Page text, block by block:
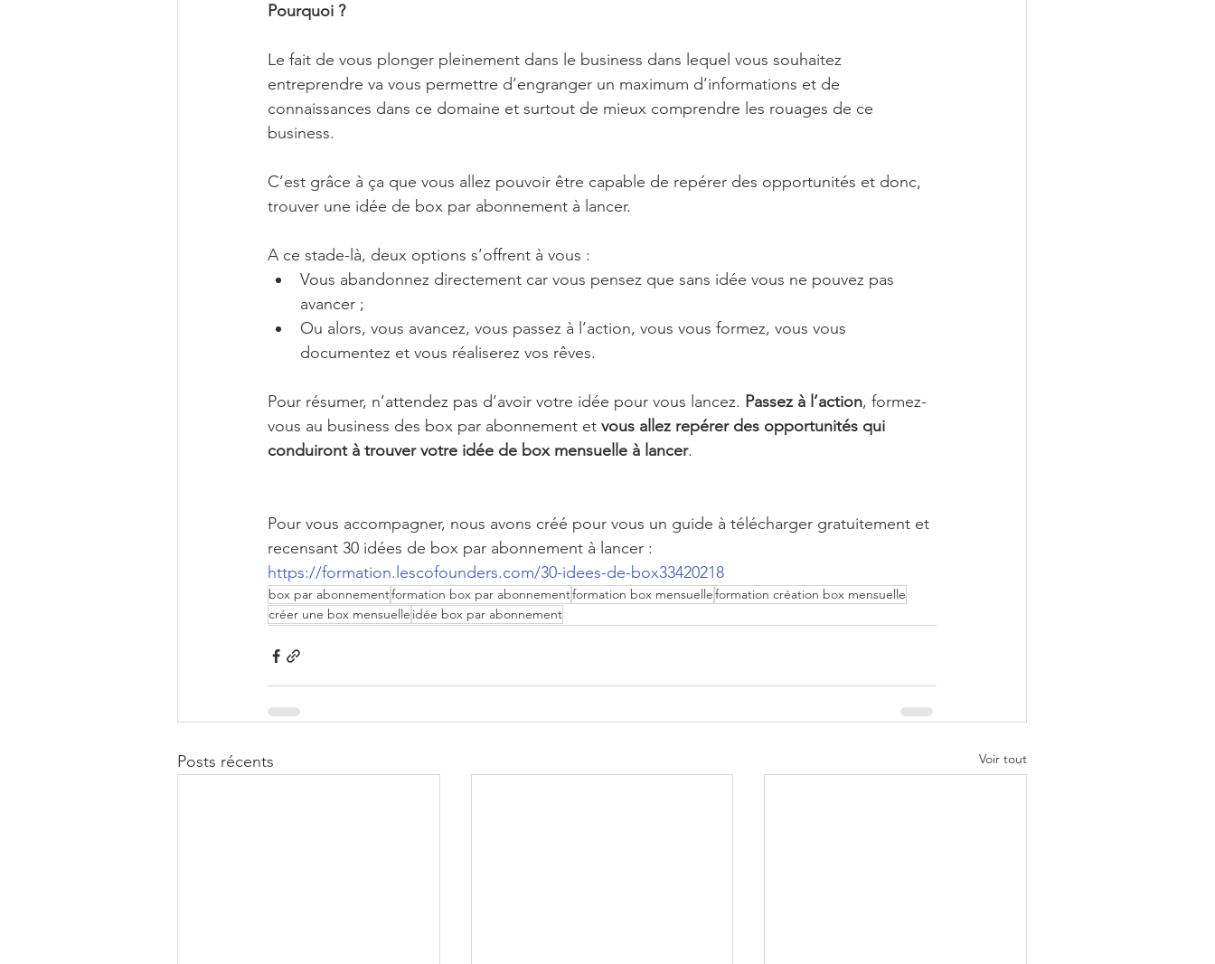
Pourquoi ?
Le fait de vous plonger pleinement dans le business dans lequel vous souhaitez
entreprendre va vous permettre d’engranger un maximum d’informations et de
connaissances dans ce domaine et surtout de mieux comprendre les rouages de ce
business.
C’est grâce à ça que vous allez pouvoir être capable de repérer des opportunités et donc,
trouver une idée de box par abonnement à lancer.
A ce stade-là, deux options s’offrent à vous :
Vous abandonnez directement car vous pensez que sans idée vous ne pouvez pas
avancer ;
Ou alors, vous avancez, vous passez à l’action, vous vous formez, vous vous
documentez et vous réaliserez vos rêves.
Pour résumer, n’attendez pas d’avoir votre idée pour vous lancez. Passez à l’action, formez-
vous au business des box par abonnement et vous allez repérer des opportunités qui
conduiront à trouver votre idée de box mensuelle à lancer.
Pour vous accompagner, nous avons créé pour vous un guide à télécharger gratuitement et
recensant 30 idées de box par abonnement à lancer :
https://formation.lescofounders.com/30-idees-de-box33420218
box par abonnementformation box par abonnementformation box mensuelleformation création box mensuelle
créer une box mensuelle idée box par abonnement
Posts récents Voir tout